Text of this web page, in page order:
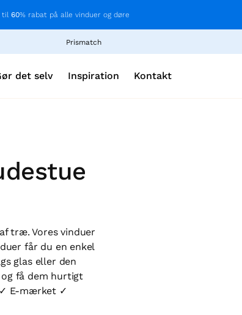
til 60% rabat på alle vinduer og døre
Prismatch
det selv Inspiration Kontakt
træ. Vores vinduer
får du en enkel
glas eller den
få dem hurtigt
✓ E-mærket ✓